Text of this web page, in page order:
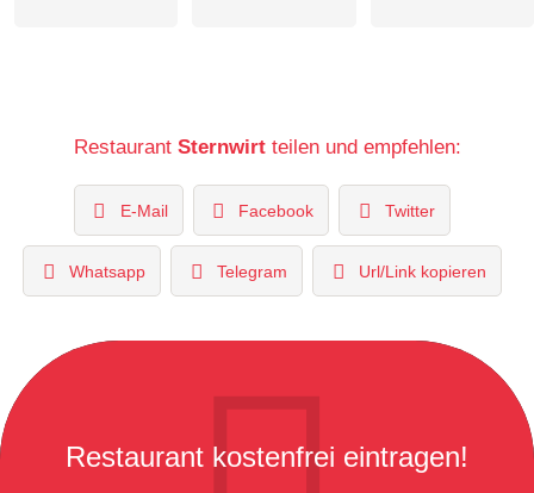
Restaurant Sternwirtteilen und empfehlen:
E-Mail Facebook Twitter
Whatsapp Telegram Url/Link kopieren
Restaurant kostenfrei eintragen!